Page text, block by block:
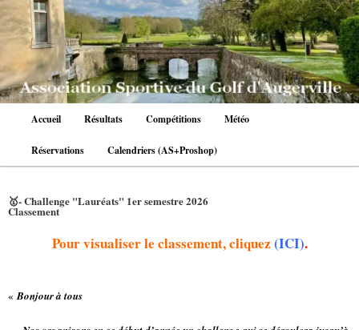
Aller
au
contenu
principal
Accueil Résultats Compétitions Météo
Réservations Calendriers (AS+Proshop)
🥇- Challenge "Lauréats" 1er semestre 2026
Classement
Pour visualiser le classement, cliquez (ICI).
«Bonjour à tous